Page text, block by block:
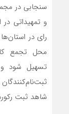
و تمهیداتی
رای در
محل تجمع
تسهیل شود و
شاهد ثبت